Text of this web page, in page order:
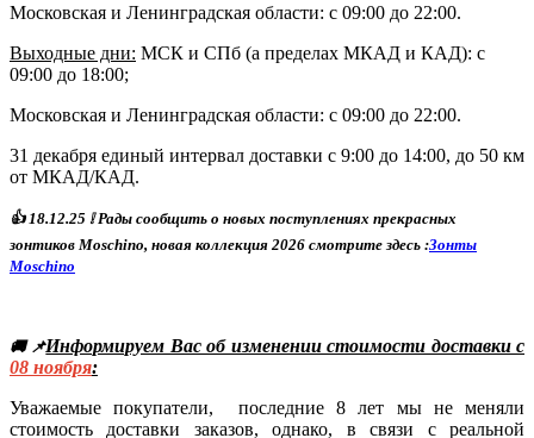
Московская и Ленинградская области: с 09:00 до 22:00.
Выходные дни: МСК и СПб (а пределах МКАД и КАД): с
09:00 до 18:00;
Московская и Ленинградская области: с 09:00 до 22:00.
31 декабря единый интервал доставки с 9:00 до 14:00, до 50 км
от МКАД/КАД.
👍18.12.25 ❕ Рады сообщить о новых поступлениях прекрасных
зонтиков Moschino, новая коллекция 2026 смотрите здесь :Зонты
Moschino
🚚 📌Информируем Вас об изменении стоимости доставки с
08 ноября:
Уважаемые покупатели, последние 8 лет мы не меняли
стоимость доставки заказов, однако, в связи с реальной